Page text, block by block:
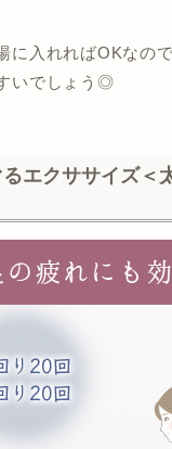
に入れればOKなの
いでしょう◎
エクササイズ＜